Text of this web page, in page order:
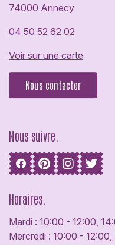
74000 Annecy
04 50 52 62 02
Voir sur une carte
Nous contacter
Nous suivre.
Horaires.
Mardi : 10:00 - 12:00,
Mercredi : 10:00 -